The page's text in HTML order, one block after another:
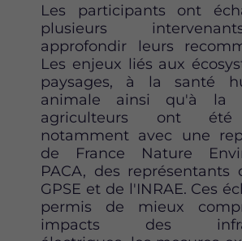
Les participants ont
plusieurs
approfondir leurs
Les enjeux liés aux
paysages, à la santé
animale ainsi qu'à la
agriculteurs ont été
notamment avec une
de France Nature
PACA, des représentants
GPSE et de l'INRAE. Ces
permis de mieux
impacts des